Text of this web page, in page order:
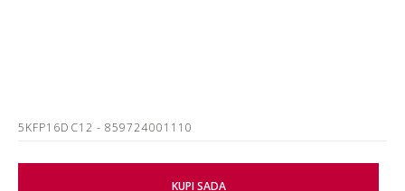
5KFP16DC12 - 859724001110
KUPI SADA